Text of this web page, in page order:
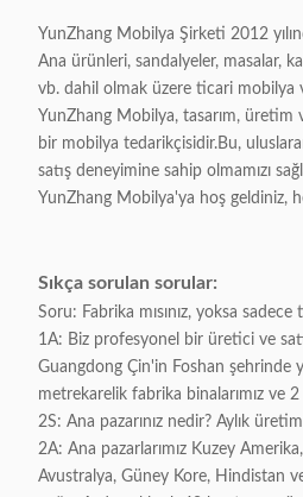
Paketleme: 4 parça /
0.45
Uygulanabilir: Yetişkin
YunZhang Mobilya Şirketi 2012
Ana ürünleri, sandalyeler, masalar,
vb. dahil olmak üzere ticari mobilya
YunZhang Mobilya, tasarım, üretim
bir mobilya tedarikçisidir.Bu,
satış deneyimine sahip olmamızı
YunZhang Mobilya'ya hoş geldiniz,
Sıkça sorulan sorular:
Soru: Fabrika mısınız, yoksa
1A: Biz profesyonel bir üretici ve
Guangdong Çin'in Foshan şehrinde
metrekarelik fabrika binalarımız ve
2S: Ana pazarınız nedir? Aylık
2A: Ana pazarlarımız Kuzey
Avustralya, Güney Kore, Hindistan